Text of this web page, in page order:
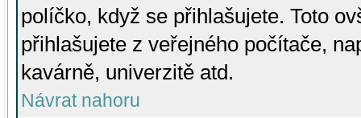
políčko, když se přihlašujete. Toto
přihlašujete z veřejného počítače,
kavárně, univerzitě atd.
Návrat nahoru